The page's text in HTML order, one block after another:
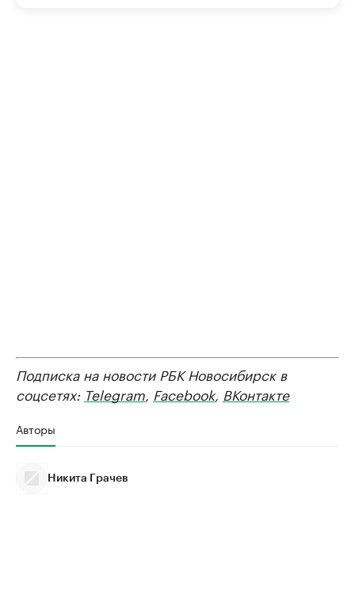
Подписка на новости РБК Новосибирск в
соцсетях: Telegram, Facebook, ВКонтакте
Авторы
Никита Грачев